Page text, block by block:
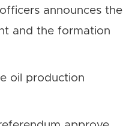
announces the
and the formation
oil production